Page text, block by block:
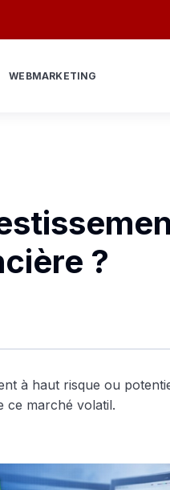
WEBMARKETING
?